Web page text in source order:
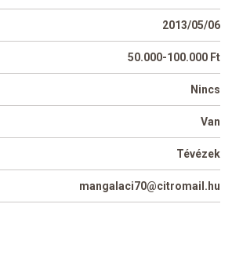
2013/05/06
50.000-100.000 Ft
Nincs
Van
Tévézek
mangalaci70@citromail.hu